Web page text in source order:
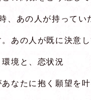
、あの人が持ってい
あの人が既に決意
境と、恋状況
あなたに抱く願望を